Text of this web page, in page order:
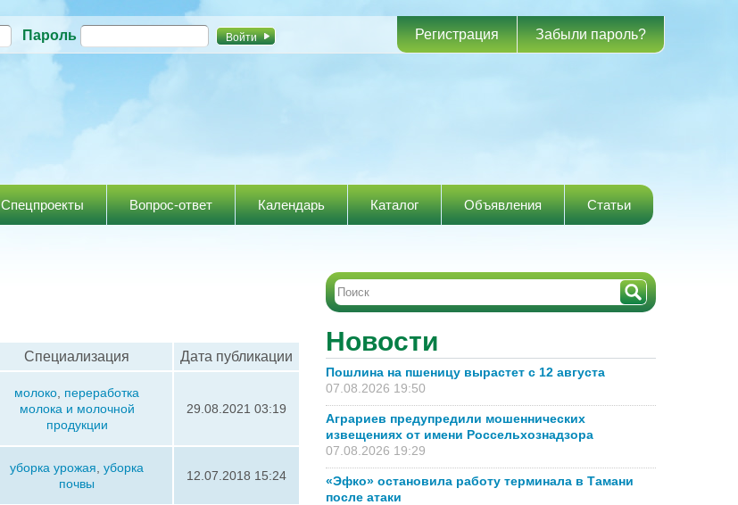
Перейти к
содержанию
Пароль Регистрация Забыли пароль?
Спецпроекты Вопрос-ответ Календарь Каталог Объявления Статьи
Специализация Дата публикации
молоко переработка
молока и молочной
продукции
29.08.2021 03:19
уборка урожая уборка
почвы
12.07.2018 15:24
Новости
Пошлина на пшеницу вырастет с 12 августа
07.08.2026 19:50
Аграриев предупредили мошеннических
извещениях от имени Россельхознадзора
07.08.2026 19:29
«Эфко» остановила работу терминала в Тамани
после атаки